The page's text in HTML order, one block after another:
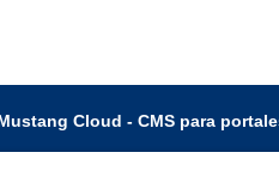
Cloud - CMS para